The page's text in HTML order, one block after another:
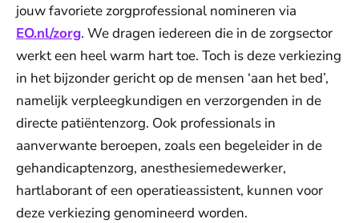
jouw favoriete zorgprofessional nomineren via
EO.nl/zorg. We dragen iedereen die in de zorgsector
werkt een heel warm hart toe. Toch is deze verkiezing
in het bijzonder gericht op de mensen ‘aan het bed’,
namelijk verpleegkundigen en verzorgenden in de
directe patiëntenzorg. Ook professionals in
aanverwante beroepen, zoals een begeleider in de
gehandicaptenzorg, anesthesiemedewerker,
hartlaborant of een operatieassistent, kunnen voor
deze verkiezing genomineerd worden.